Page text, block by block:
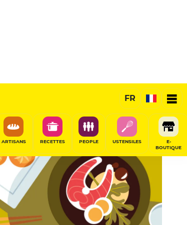
FR
ARTISANS RECETTES PEOPLE USTENSILES
E-
BOUTIQUE